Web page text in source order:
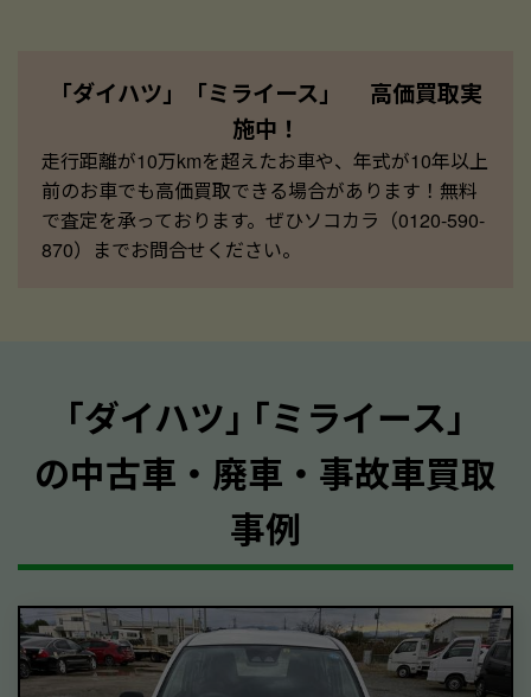
「ダイハツ」「ミライース」 高価買取実
施中！
走行距離が10万kmを超えたお車や、年式が10年以上
前のお車でも高価買取できる場合があります！無料
で査定を承っております。ぜひソコカラ（0120-590-
870）までお問合せください。
｢ダイハツ｣ ｢ミライース｣
の中古車・廃車・事故車買取
事例